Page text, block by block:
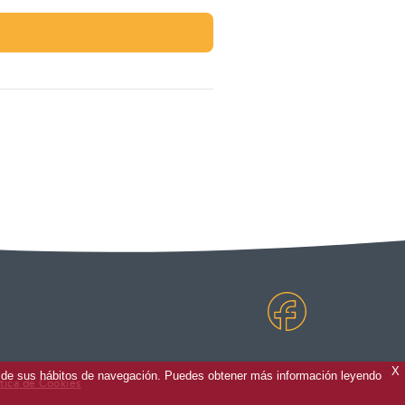
sus hábitos de navegación. Puedes obtener más información leyendo
X
de Cookies